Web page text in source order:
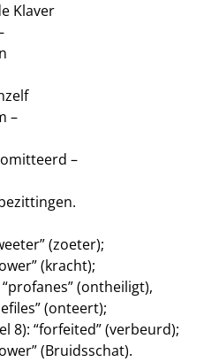
Klaver
–
–
(zoeter);
(kracht);
(ontheiligt),
(onteert);
8): “forfeited” (verbeurd);
(Bruidsschat).